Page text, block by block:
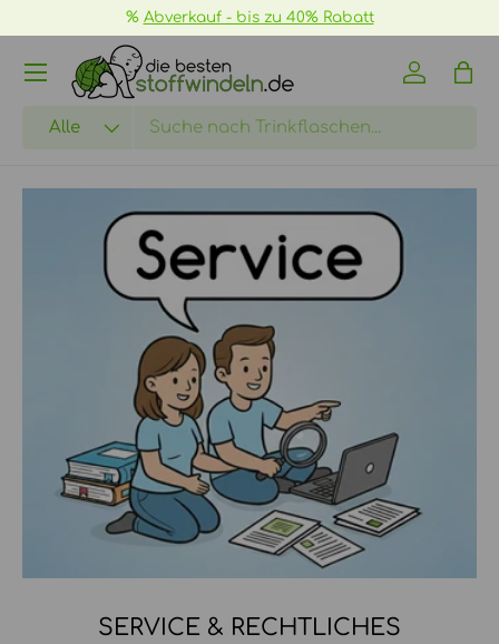
DIREKT ZUM INHALT
% Abverkauf - bis zu 40% Rabatt
Suchen
Alle
Einloggen
SERVICE & RECHTLICHES